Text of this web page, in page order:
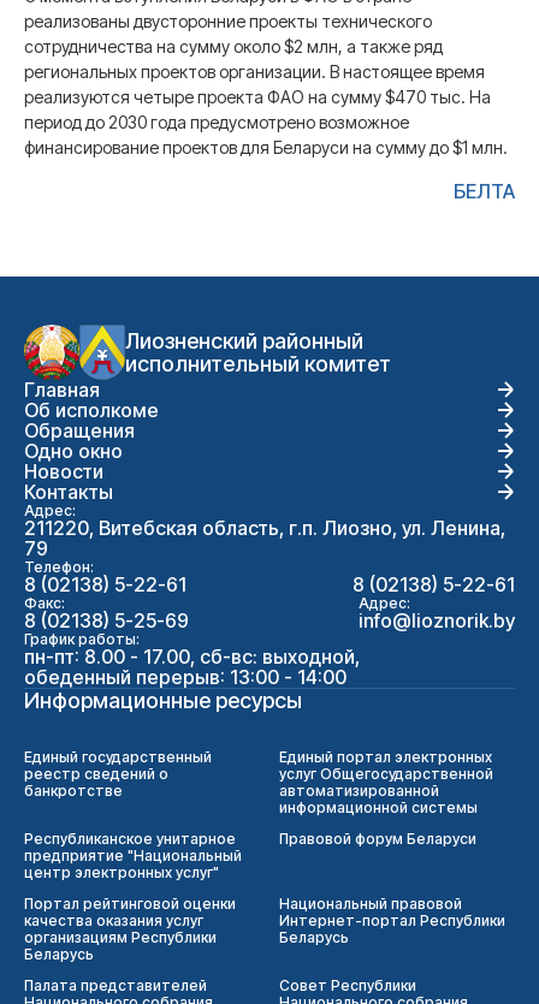
реализованы двусторонние проекты технического
сотрудничества на сумму около $2 млн, а также ряд
региональных проектов организации. В настоящее время
реализуются четыре проекта ФАО на сумму $470 тыс. На
период до 2030 года предусмотрено возможное
финансирование проектов для Беларуси на сумму до $1 млн.
БЕЛТА
Лиозненский районный
исполнительный комитет
Главная
Об исполкоме
Обращения
Одно окно
Новости
Контакты
Адрес:
211220, Витебская область, г.п. Лиозно, ул. Ленина,
79
Телефон:
8 (02138) 5-22-61 8 (02138) 5-22-61
Факс:
8 (02138) 5-25-69
Адрес:
info@lioznorik.by
График работы:
пн-пт: 8.00 - 17.00, сб-вс: выходной,
обеденный перерыв: 13:00 - 14:00
Информационные ресурсы
Единый государственный
реестр сведений о
банкротстве
Единый портал электронных
услуг Общегосударственной
автоматизированной
информационной системы
Республиканское унитарное
предприятие "Национальный
центр электронных услуг"
Правовой форум Беларуси
Портал рейтинговой оценки
качества оказания услуг
организациям Республики
Беларусь
Национальный правовой
Интернет-портал Республики
Беларусь
Палата представителей
Совет Республики